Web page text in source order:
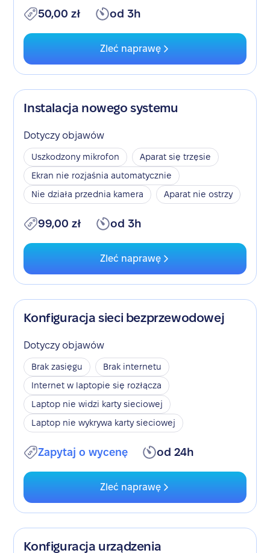
50,00 zł od 3h
Zleć naprawę
Instalacja nowego systemu
Dotyczy objawów
Uszkodzony mikrofon
Aparat się trzęsie
Ekran nie rozjaśnia automatycznie
Nie działa przednia kamera
Aparat nie ostrzy
99,00 zł od 3h
Zleć naprawę
Konfiguracja sieci bezprzewodowej
Dotyczy objawów
Brak zasięgu
Brak internetu
Internet w laptopie się rozłącza
Laptop nie widzi karty sieciowej
Laptop nie wykrywa karty sieciowej
Zapytaj o wycenę od 24h
Zleć naprawę
Konfiguracja urządzenia